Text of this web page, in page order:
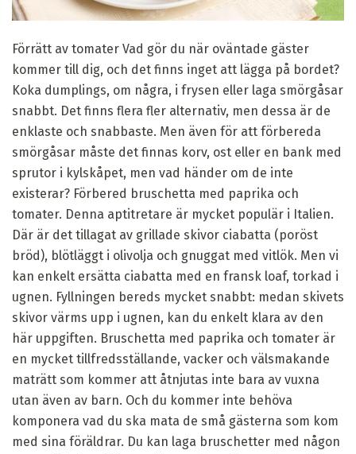
Förrätt av tomater Vad gör du när oväntade gäster
kommer till dig, och det finns inget att lägga på bordet?
Koka dumplings, om några, i frysen eller laga smörgåsar
snabbt. Det finns flera fler alternativ, men dessa är de
enklaste och snabbaste. Men även för att förbereda
smörgåsar måste det finnas korv, ost eller en bank med
sprutor i kylskåpet, men vad händer om de inte
existerar? Förbered bruschetta med paprika och
tomater. Denna aptitretare är mycket populär i Italien.
Där är det tillagat av grillade skivor ciabatta (poröst
bröd), blötläggt i olivolja och gnuggat med vitlök. Men vi
kan enkelt ersätta ciabatta med en fransk loaf, torkad i
ugnen. Fyllningen bereds mycket snabbt: medan skivets
skivor värms upp i ugnen, kan du enkelt klara av den
här uppgiften. Bruschetta med paprika och tomater är
en mycket tillfredsställande, vacker och välsmakande
maträtt som kommer att åtnjutas inte bara av vuxna
utan även av barn. Och du kommer inte behöva
komponera vad du ska mata de små gästerna som kom
med sina föräldrar. Du kan laga bruschetter med någon